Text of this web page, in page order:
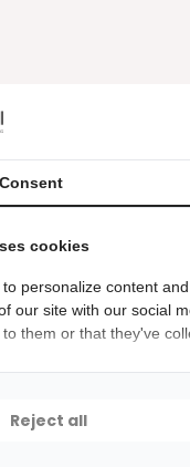
reviews geschreven
Consent
cookies
personalize content
our site with our social
them or that they've
Reject all